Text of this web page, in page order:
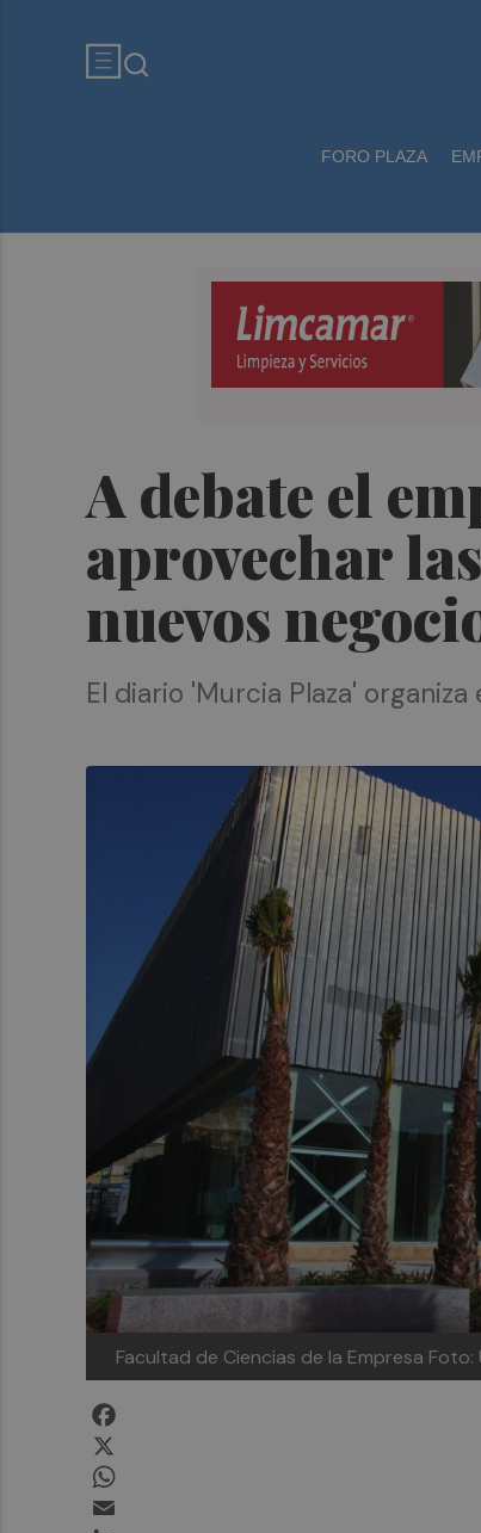
FORO PLAZA
A debate el
aprovechar
nuevos
El diario 'Murcia Plaza'
Facultad de Ciencias de la Empresa Foto: